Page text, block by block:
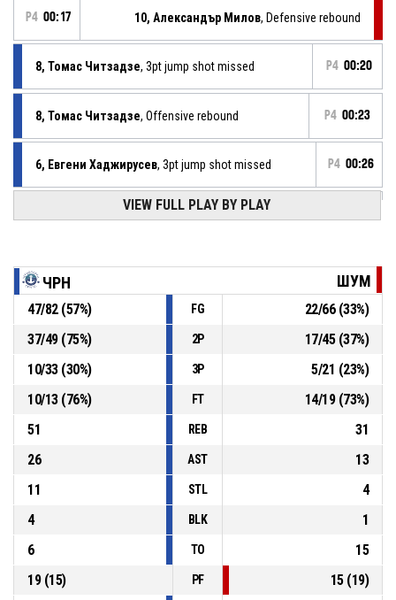
P4 00:17 10, Александър Милов, Defensive rebound
8, Томас Читзадзе, 3pt jump shot missed P4 00:20
8, Томас Читзадзе, Offensive rebound P4 00:23
6, Евгени Хаджирусев, 3pt jump shot missed P4 00:26
3, Красимир Маринчевски, Defensive rebound
0, Пламен Русков, 2pt lay up missed
P4 00:47 15, Теодор Димитров , Defensive rebound
3, Красимир Маринчевски , 2pt lay up missed P4 00:50
VIEW FULL PLAY BY PLAY
ЧРН ШУМ
47/82(57%) FG 22/66(33%)
37/49(75%) 2P 17/45(37%)
10/33(30%) 3P 5/21 (23%)
10/13(76%) FT 14/19(73%)
51
REB
31
26
AST
13
11
STL
4
4
BLK
1
6
TO
15
19(15) PF 15(19)